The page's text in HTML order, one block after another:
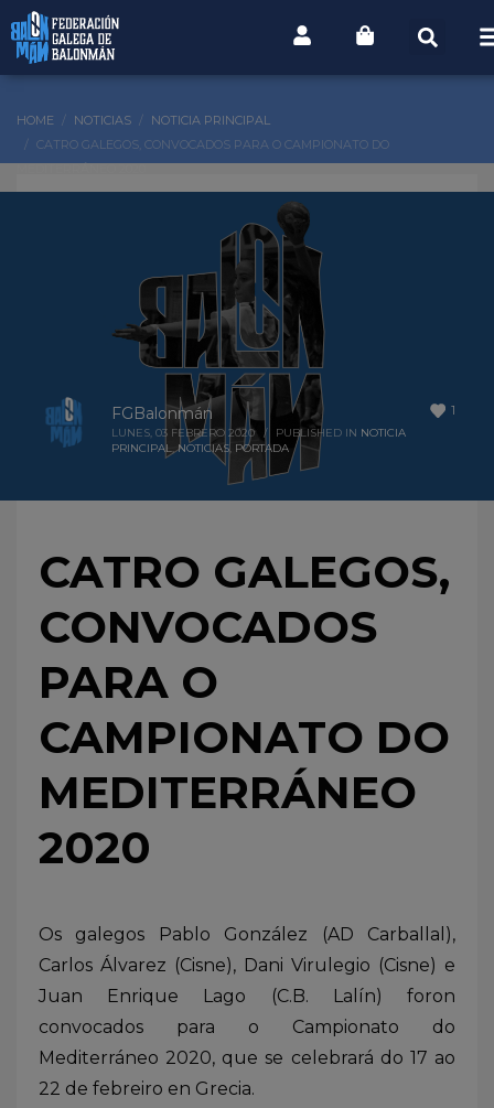
HOME NOTICIAS
NOTICIA PRINCIPAL
CATRO GALEGOS, CONVOCADOS PARA O CAMPIONATO DO
1
FGBalonmán
LUNES, 03 FEBRERO 2020 / PUBLISHED IN NOTICIA
PRINCIPAL,NOTICIAS, PORTADA
CATRO GALEGOS,
CONVOCADOS
PARA O
CAMPIONATO DO
MEDITERRÁNEO
2020
Os galegos Pablo González (AD Carballal),
Carlos Álvarez (Cisne), Dani Virulegio (Cisne) e
Juan Enrique Lago (C.B. Lalín) foron
convocados para o Campionato do
Mediterráneo 2020, que se celebrará do 17 ao
22 de febreiro en Grecia.